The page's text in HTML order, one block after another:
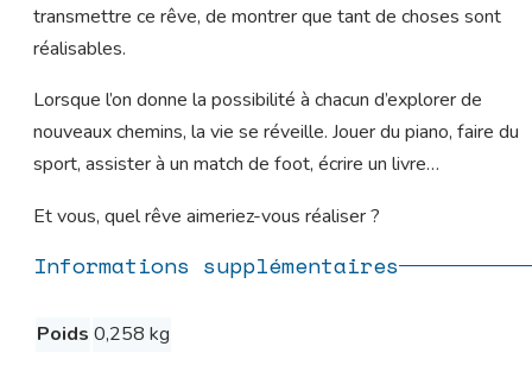
transmettre ce rêve, de montrer que tant de choses sont
réalisables.
Lorsque l’on donne la possibilité à chacun d’explorer de
nouveaux chemins, la vie se réveille. Jouer du piano, faire du
sport, assister à un match de foot, écrire un livre…
Et vous, quel rêve aimeriez-vous réaliser ?
Informations supplémentaires
Poids 0,258 kg